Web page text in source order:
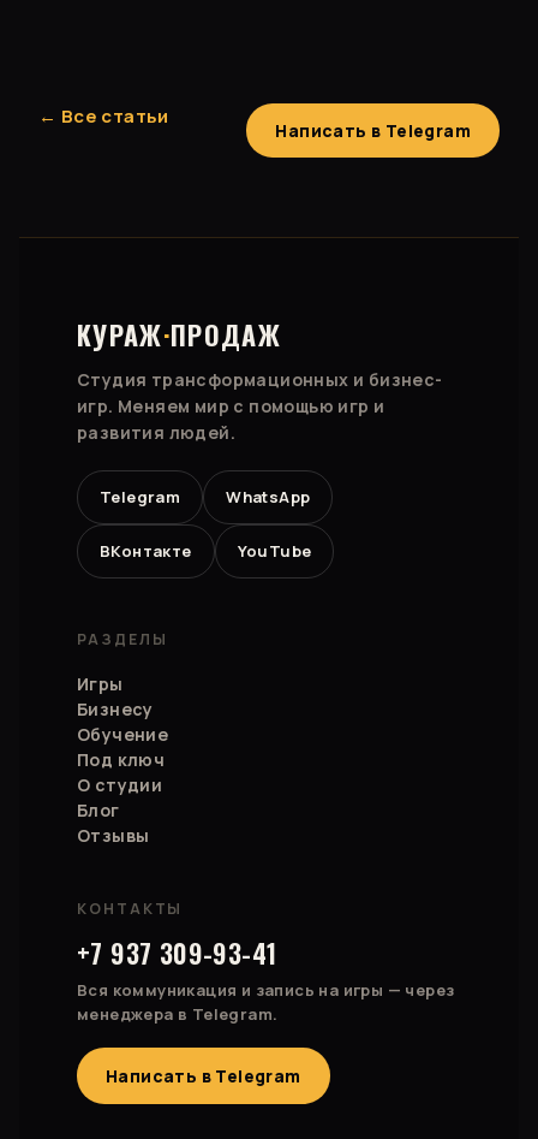
← Все статьи
Написать в Telegram
КУРАЖ·ПРОДАЖ
Студия трансформационных и бизнес-
игр. Меняем мир с помощью игр и
развития людей.
Telegram WhatsApp
ВКонтакте YouTube
РАЗДЕЛЫ
Игры
Бизнесу
Обучение
Под ключ
О студии
Блог
Отзывы
КОНТАКТЫ
+7 937 309-93-41
Вся коммуникация и запись на игры — через
менеджера в Telegram.
Написать в Telegram